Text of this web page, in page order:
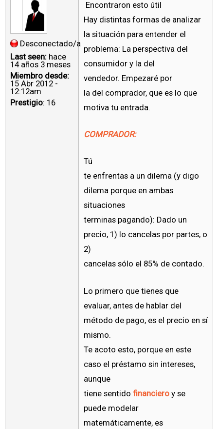
Desconectado/a
Last seen: hace
14 años 3 meses
Miembro desde:
15 Abr 2012 -
12:12am
Prestigio: 16
Encontraron esto útil
Hay distintas formas de analizar
la situación para entender el
problema: La perspectiva del
consumidor y la del
vendedor. Empezaré por
la del comprador, que es lo que
motiva tu entrada.
COMPRADOR:
Tú
te enfrentas a un dilema (y digo
dilema porque en ambas
situaciones
terminas pagando): Dado un
precio, 1) lo cancelas por partes, o
2)
cancelas sólo el 85% de contado.
Lo primero que tienes que
evaluar, antes de hablar del
método de pago, es el precio en sí
mismo.
Te acoto esto, porque en este
caso el préstamo sin intereses,
aunque
tiene sentido financiero y se
puede modelar
matemáticamente, es